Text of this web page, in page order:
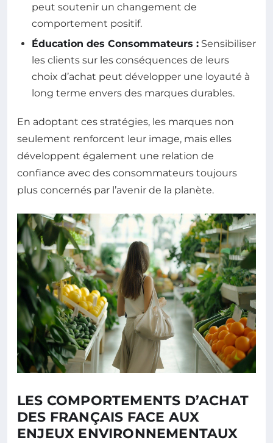
peut soutenir un changement de
comportement positif.
Éducation des Consommateurs : Sensibiliser
les clients sur les conséquences de leurs
choix d’achat peut développer une loyauté à
long terme envers des marques durables.
En adoptant ces stratégies, les marques non
seulement renforcent leur image, mais elles
développent également une relation de
confiance avec des consommateurs toujours
plus concernés par l’avenir de la planète.
LES COMPORTEMENTS D’ACHAT
DES FRANÇAIS FACE AUX
ENJEUX ENVIRONNEMENTAUX